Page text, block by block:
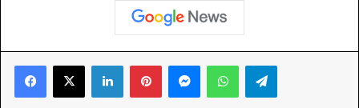
Facebook
X LinkedInPinterestMessengerWhatsAppTelegram